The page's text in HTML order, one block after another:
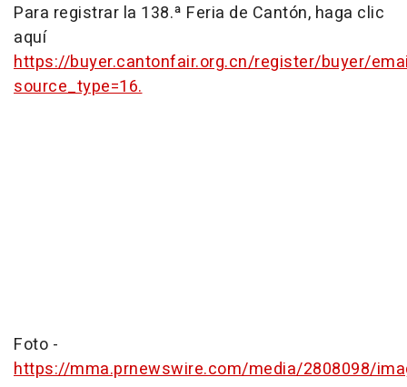
Para registrar la 138.ª Feria de Cantón, haga clic
aquí
https://buyer.cantonfair.org.cn/register/buyer/
source_type=16.
Foto -
https://mma.prnewswire.com/media/2808098/